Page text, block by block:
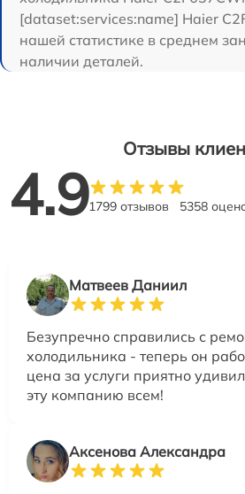
[dataset:services:name] Haier
нашей статистике в среднем
наличии деталей.
Отзывы
4.91799 отзывов 5358
Матвеев Даниил
Безупречно справились с
холодильника - теперь он
цена за услуги приятно
эту компанию всем!
Аксенова Александра